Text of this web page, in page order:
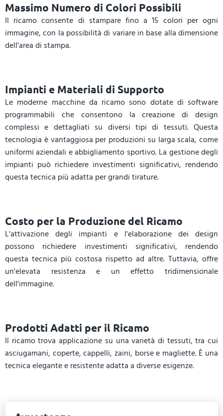
Massimo Numero di Colori Possibili
Il ricamo consente di stampare fino a 15 colori per ogni
immagine, con la possibilità di variare in base alla dimensione
dell'area di stampa.
Impianti e Materiali di Supporto
Le moderne macchine da ricamo sono dotate di software
programmabili che consentono la creazione di design
complessi e dettagliati su diversi tipi di tessuti. Questa
tecnologia è vantaggiosa per produzioni su larga scala, come
uniformi aziendali e abbigliamento sportivo. La gestione degli
impianti può richiedere investimenti significativi, rendendo
questa tecnica più adatta per grandi tirature.
Costo per la Produzione del Ricamo
L'attivazione degli impianti e l'elaborazione dei design
possono richiedere investimenti significativi, rendendo
questa tecnica più costosa rispetto ad altre. Tuttavia, offre
un'elevata resistenza e un effetto tridimensionale
dell'immagine.
Prodotti Adatti per il Ricamo
Il ricamo trova applicazione su una varietà di tessuti, tra cui
asciugamani, coperte,cappelli, zaini, borse e magliette. È una
tecnica elegante e resistente adatta a diverse esigenze.